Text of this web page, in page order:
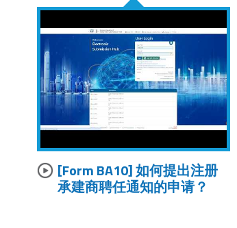
[Form BA10]如何提出注册
承建商聘任通知的申请？